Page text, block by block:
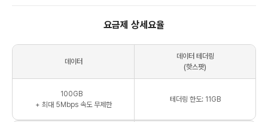
요금제 상세요율
데이터
데이터 테더링
(핫스팟)
100GB
+ 최대 5Mbps 속도 무제한
테더링 한도: 11GB